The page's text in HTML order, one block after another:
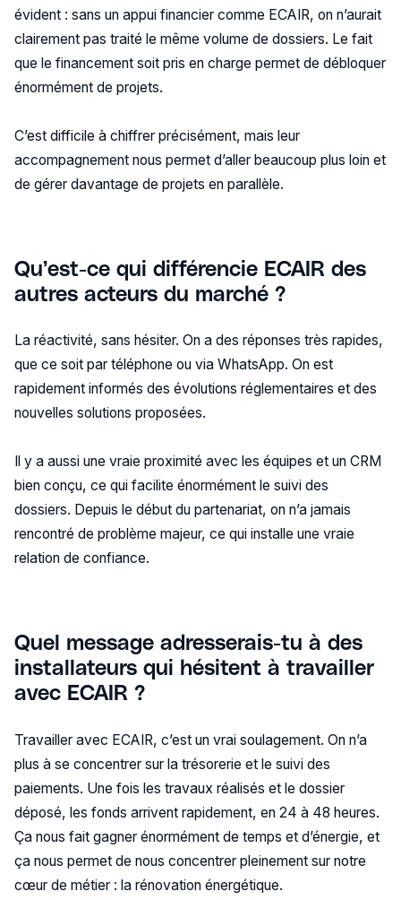
évident : sans un appui financier comme ECAIR, on n’aurait
clairement pas traité le même volume de dossiers. Le fait
que le financement soit pris en charge permet de débloquer
énormément de projets.
C’est difficile à chiffrer précisément, mais leur
accompagnement nous permet d’aller beaucoup plus loin et
de gérer davantage de projets en parallèle.
Qu’est-ce qui différencie ECAIR des
autres acteurs du marché ?
La réactivité, sans hésiter. On a des réponses très rapides,
que ce soit par téléphone ou via WhatsApp. On est
rapidement informés des évolutions réglementaires et des
nouvelles solutions proposées.
Il y a aussi une vraie proximité avec les équipes et un CRM
bien conçu, ce qui facilite énormément le suivi des
dossiers. Depuis le début du partenariat, on n’a jamais
rencontré de problème majeur, ce qui installe une vraie
relation de confiance.
Quel message adresserais-tu à des
installateurs qui hésitent à travailler
avec ECAIR ?
Travailler avec ECAIR, c’est un vrai soulagement. On n’a
plus à se concentrer sur la trésorerie et le suivi des
paiements. Une fois les travaux réalisés et le dossier
déposé, les fonds arrivent rapidement, en 24 à 48 heures.
Ça nous fait gagner énormément de temps et d’énergie, et
ça nous permet de nous concentrer pleinement sur notre
cœur de métier : la rénovation énergétique.